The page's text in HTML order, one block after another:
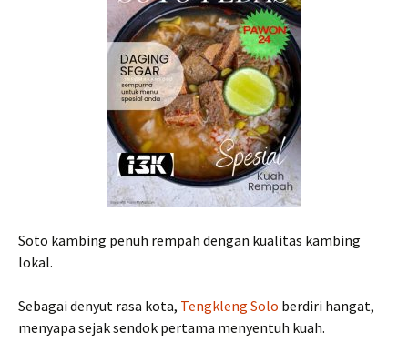
Soto kambing penuh rempah dengan kualitas kambing
lokal.
Sebagai denyut rasa kota, Tengkleng Solo berdiri hangat,
menyapa sejak sendok pertama menyentuh kuah.